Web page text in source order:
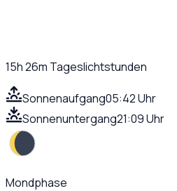
15h 26m Tageslichtstunden
Sonnenaufgang05:42 Uhr
Sonnenuntergang21:09 Uhr
Mondphase